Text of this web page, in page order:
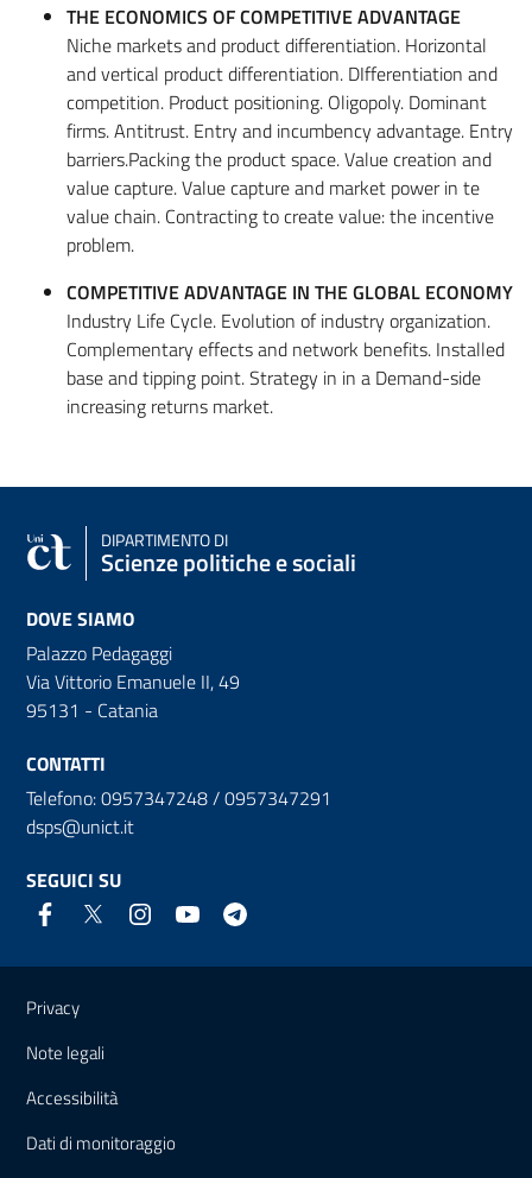
THE ECONOMICS OF COMPETITIVE ADVANTAGE
Niche markets and product differentiation. Horizontal
and vertical product differentiation. DIfferentiation and
competition. Product positioning. Oligopoly. Dominant
firms. Antitrust. Entry and incumbency advantage. Entry
barriers.Packing the product space. Value creation and
value capture. Value capture and market power in te
value chain. Contracting to create value: the incentive
problem.
COMPETITIVE ADVANTAGE IN THE GLOBAL ECONOMY
Industry Life Cycle. Evolution of industry organization.
Complementary effects and network benefits. Installed
base and tipping point. Strategy in in a Demand-side
increasing returns market.
DIPARTIMENTO DI
Scienze politiche e sociali
DOVE SIAMO
Palazzo Pedagaggi
Via Vittorio Emanuele II, 49
95131 - Catania
CONTATTI
Telefono: 0957347248 / 0957347291
dsps@unict.it
SEGUICI SU
Link e informazioni utili
Privacy
Note legali
Accessibilità
Dati di monitoraggio